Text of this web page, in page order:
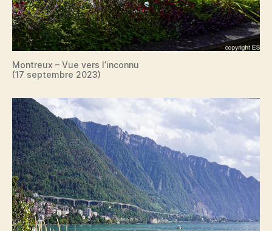
Montreux – Vue vers l’inconnu
(17 septembre 2023)